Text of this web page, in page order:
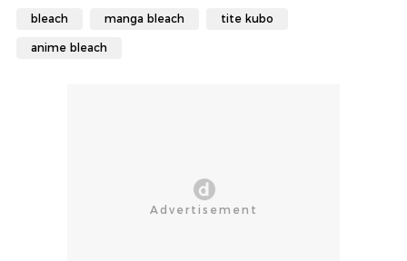
bleach manga bleach tite kubo
anime bleach